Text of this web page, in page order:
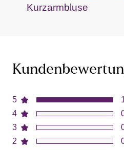
Kurzarmbluse
5
4
3
2